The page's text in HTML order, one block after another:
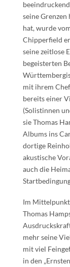
seine
hat, wurde
Chipperfield
seine zeitlose
begeisterten
mit ihrem
bereits einer
(Solistinnen
sie Thomas
Albums ins
dortige
akustische
auch die
Im
Thomas
mehr seine
mit viel
in den